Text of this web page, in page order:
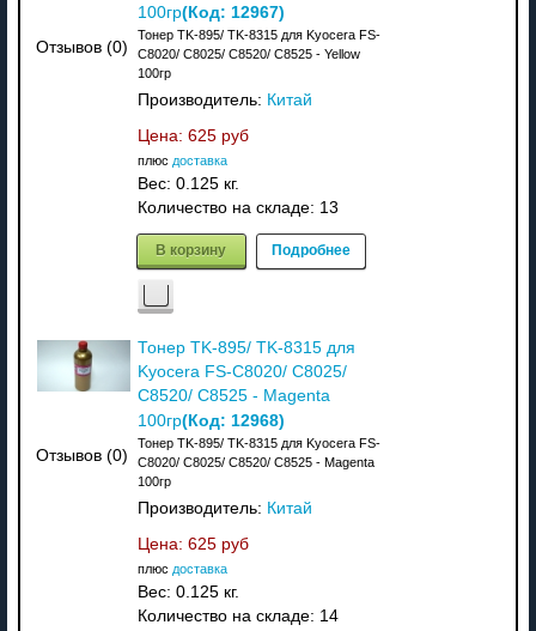
Отзывов (0)
100гр(Код: 12967)
Тонер TK-895/ TK-8315 для Kyocera FS-
C8020/ C8025/ C8520/ C8525 - Yellow
100гр
Производитель: Китай
Цена: 625 руб
плюс доставка
Вес: 0.125 кг.
Количество на складе: 13
В корзину Подробнее
Отзывов (0)
Тонер TK-895/ TK-8315 для
Kyocera FS-C8020/ C8025/
C8520/ C8525 - Magenta
100гр(Код: 12968)
Тонер TK-895/ TK-8315 для Kyocera FS-
C8020/ C8025/ C8520/ C8525 - Magenta
100гр
Производитель: Китай
Цена: 625 руб
плюс доставка
Вес: 0.125 кг.
Количество на складе: 14